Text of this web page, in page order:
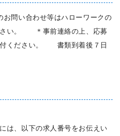
問い合わせ等はハローワークの
い。 ＊事前連絡の上、応募
付ください。 書類到着後７日
は、以下の求人番号をお伝えい